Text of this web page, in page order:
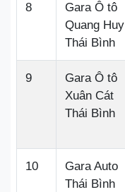
8
Gara Ô tô
Quang Huy
Thái Bình
9
Gara Ô tô
Xuân Cát
Thái Bình
10
Gara Auto
Thái Bình